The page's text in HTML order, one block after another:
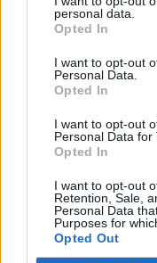
personal data.
Opted In
I want to opt-out
Personal Data.
Opted In
I want to opt-out
Personal Data for
Opted In
I want to opt-out
Retention, Sale,
Personal Data
Purposes for
Opted Out
dieną 18–23°C.
ženklesnio
gūsiai 15 m/s,
14°C, pajūryje
sinoptikai Orų prognozė
Komentuoti po